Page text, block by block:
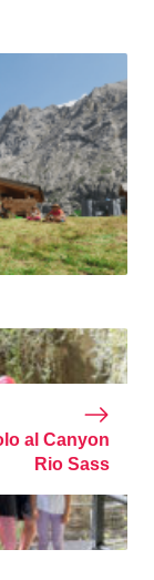
al Canyon
Rio Sass